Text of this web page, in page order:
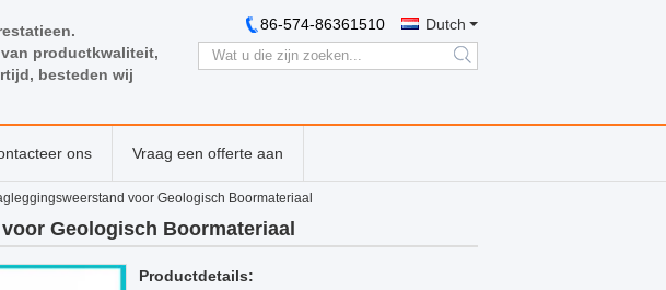
productkwaliteit,
besteden wij
Dutch
86-574-86361510
search
ons Vraag een offerte aan
voor Geologisch Boormateriaal
Geologisch Boormateriaal
Productdetails: